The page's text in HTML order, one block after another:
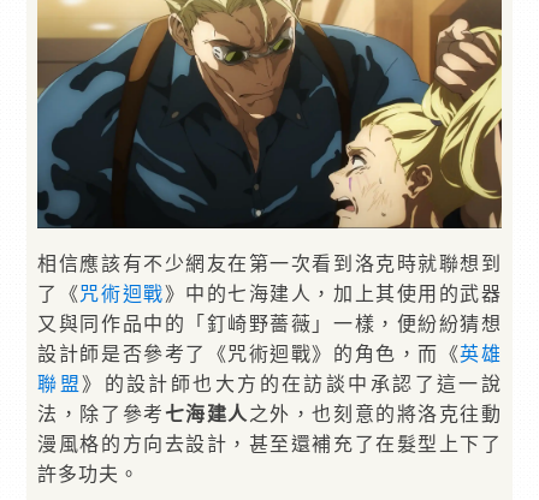
相信應該有不少網友在第一次看到洛克時就聯想到
了《咒術迴戰》中的七海建人，加上其使用的武器
又與同作品中的「釘崎野薔薇」一樣，便紛紛猜想
設計師是否參考了《咒術迴戰》的角色，而《英雄
聯盟》的設計師也大方的在訪談中承認了這一說
法，除了參考 七海建人 之外，也刻意的將洛克往動
漫風格的方向去設計，甚至還補充了在髮型上下了
許多功夫。